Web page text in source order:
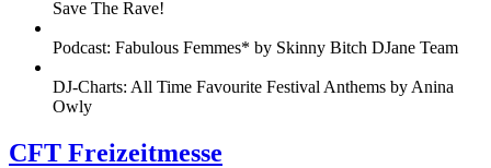
Save The Rave!
Podcast: Fabulous Femmes* by Skinny Bitch DJane Team
DJ-Charts: All Time Favourite Festival Anthems by Anina
Owly
CFT Freizeitmesse